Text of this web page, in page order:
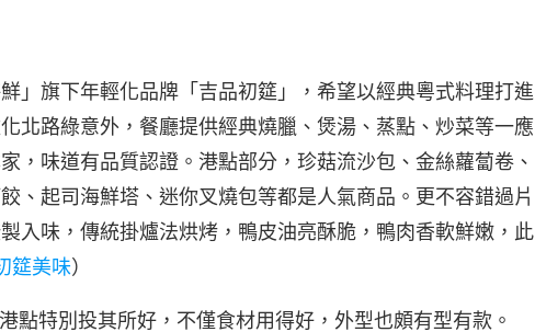
」旗下年輕化品牌「吉品初筵」，希望以經典粵式料理打進
北路綠意外，餐廳提供經典燒臘、煲湯、蒸點、炒菜等一應
，味道有品質認證。港點部分，珍菇流沙包、金絲蘿蔔卷、
、起司海鮮塔、迷你叉燒包等都是人氣商品。更不容錯過片
入味，傳統掛爐法烘烤，鴨皮油亮酥脆，鴨肉香軟鮮嫩，此
筵美味）